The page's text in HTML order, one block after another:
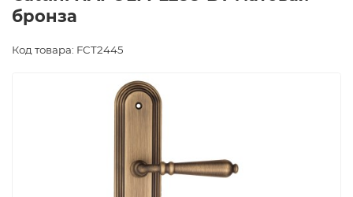
бронза
Код товара: FCT2445